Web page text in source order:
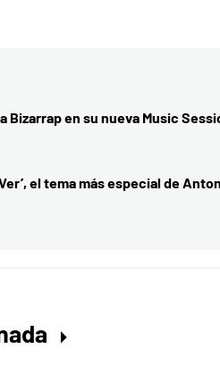
Bizarrap en su nueva Music
el tema más especial de